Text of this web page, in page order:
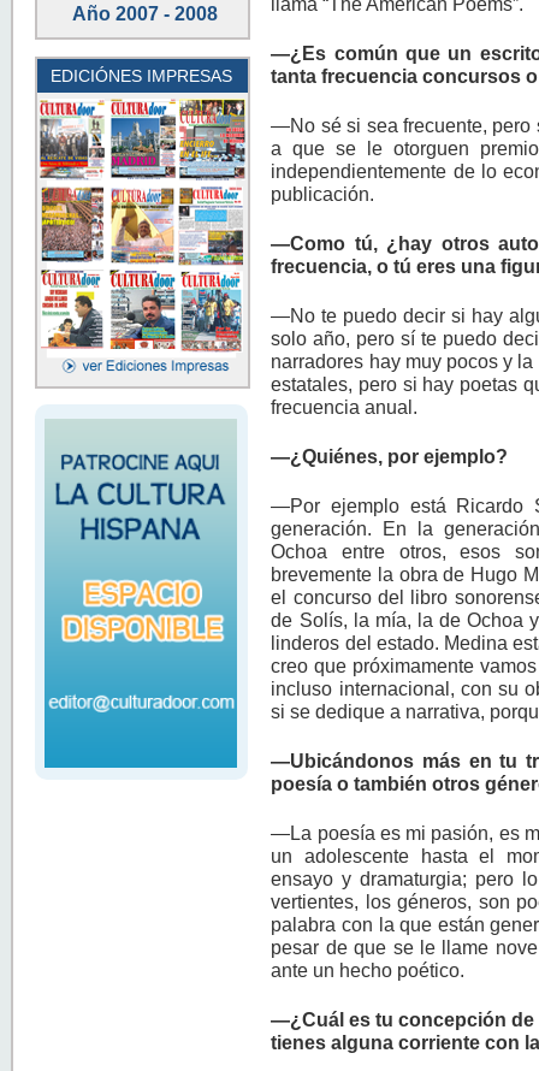
Año 2007 - 2008
EDICIÓNES IMPRESAS
—¿Es común que un
tanta frecuencia concursos
—No sé si sea frecuente, pero
a que se le otorguen
independientemente de lo
publicación.
—Como tú, ¿hay otros
frecuencia, o tú eres una
—No te puedo decir si hay
solo año, pero sí te puedo
narradores hay muy pocos y
estatales, pero si hay poetas
frecuencia anual.
—¿Quiénes, por ejemplo?
—Por ejemplo está Ricardo
generación. En la
Ochoa entre otros, esos
brevemente la obra de Hugo
el concurso del libro
de Solís, la mía, la de Ochoa
linderos del estado. Medina
creo que próximamente
incluso internacional, con su
si se dedique a narrativa,
—Ubicándonos más en tu
poesía o también otros
—La poesía es mi pasión, es
un adolescente hasta el
ensayo y dramaturgia; pero
vertientes, los géneros, son
palabra con la que están
pesar de que se le llame
ante un hecho poético.
—¿Cuál es tu concepción de
tienes alguna corriente con